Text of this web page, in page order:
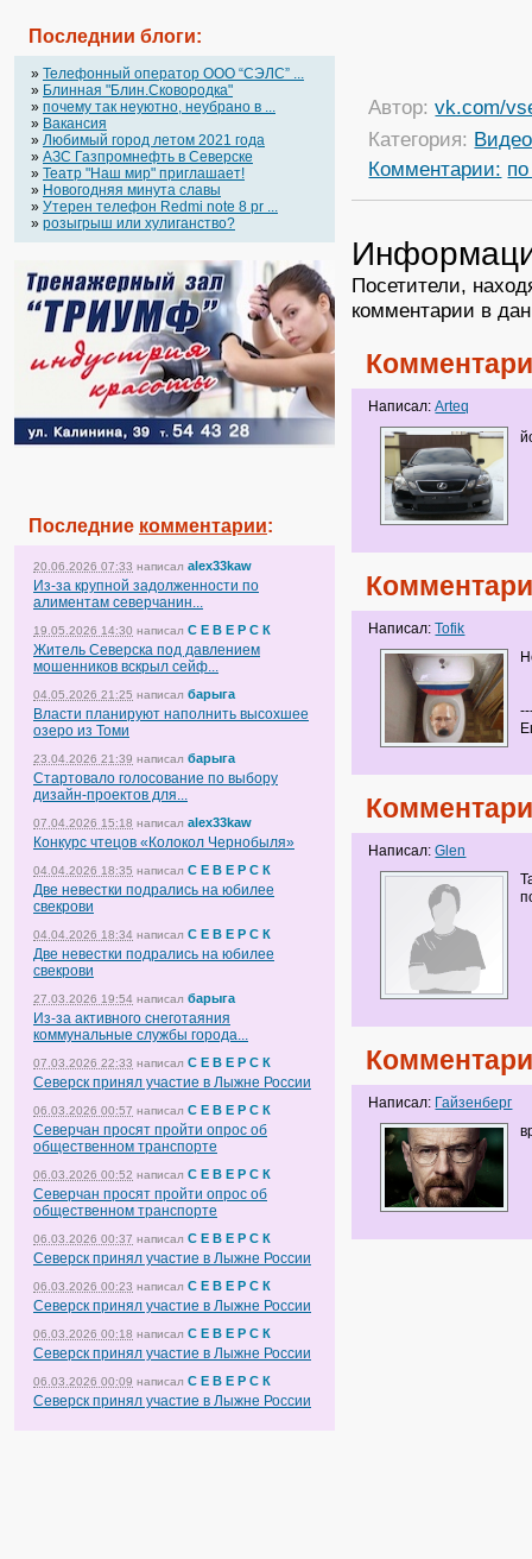
Последнии блоги:
» Телефонный оператор OOO “СЭЛС” ...
» Блинная "Блин.Сковородка"
» почему так неуютно, неубрано в ...
» Вакансия
» Любимый город летом 2021 года
» АЗС Газпромнефть в Северске
» Театр "Наш мир" приглашает!
» Новогодняя минута славы
» Утерен телефон Redmi note 8 pr ...
» розыгрыш или хулиганство?
Последние комментарии:
20.06.2026 07:33 написал alex33kaw
Из-за крупной задолженности по
алиментам северчанин...
19.05.2026 14:30 написал С Е В Е Р С К
Житель Северска под давлением
мошенников вскрыл сейф...
04.05.2026 21:25 написал барыга
Власти планируют наполнить высохшее
озеро из Томи
23.04.2026 21:39 написал барыга
Стартовало голосование по выбору
дизайн-проектов для...
07.04.2026 15:18 написал alex33kaw
Конкурс чтецов «Колокол Чернобыля»
04.04.2026 18:35 написал С Е В Е Р С К
Две невестки подрались на юбилее
свекрови
04.04.2026 18:34 написал С Е В Е Р С К
Две невестки подрались на юбилее
свекрови
27.03.2026 19:54 написал барыга
Из-за активного снеготаяния
коммунальные службы города...
07.03.2026 22:33 написал С Е В Е Р С К
Северск принял участие в Лыжне России
06.03.2026 00:57 написал С Е В Е Р С К
Северчан просят пройти опрос об
общественном транспорте
06.03.2026 00:52 написал С Е В Е Р С К
Северчан просят пройти опрос об
общественном транспорте
06.03.2026 00:37 написал С Е В Е Р С К
Северск принял участие в Лыжне России
06.03.2026 00:23 написал С Е В Е Р С К
Северск принял участие в Лыжне России
06.03.2026 00:18 написал С Е В Е Р С К
Северск принял участие в Лыжне России
06.03.2026 00:09 написал С Е В Е Р С К
Северск принял участие в Лыжне России
Автор:vk.com/
Категория: Видео
Комментарии:
Посетители,
комментарии в
Написал:Arteq
Написал:Tofik
Написал:Glen
Написал: Гайзенберг